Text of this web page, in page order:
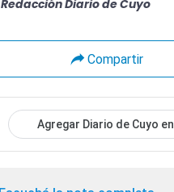
Redacción Diario de Cuyo
Compartir
Agregar Diario de Cuyo en